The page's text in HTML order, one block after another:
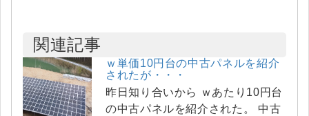
関連記事
ｗ単価10円台の中古パネルを紹介
されたが・・・
昨日知り合いから ｗあたり10円台
の中古パネルを紹介された。 中古